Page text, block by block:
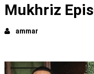
Mukhriz
ammar